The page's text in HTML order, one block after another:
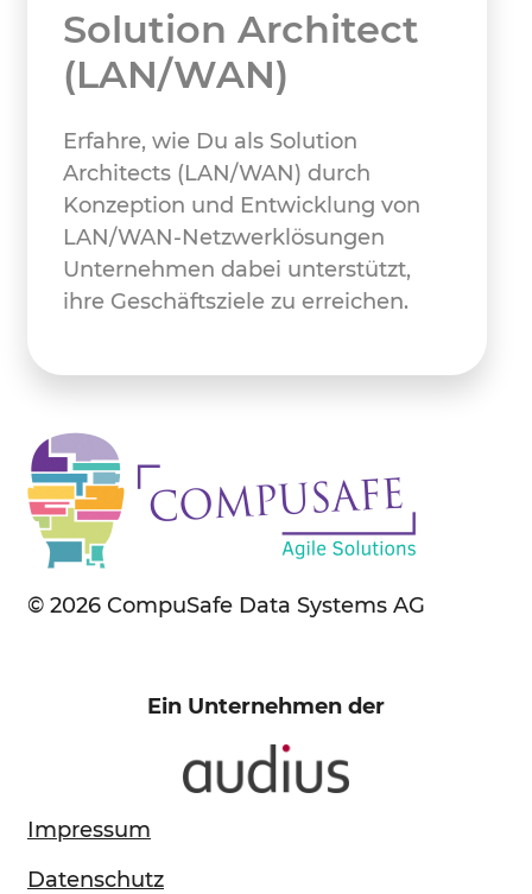
Solution Architect
(LAN/WAN)
Erfahre, wie Du als Solution
Architects (LAN/WAN) durch
Konzeption und Entwicklung von
LAN/WAN-Netzwerklösungen
Unternehmen dabei unterstützt,
ihre Geschäftsziele zu erreichen.
© 2026 CompuSafe Data Systems AG
Ein Unternehmen der
Impressum
Datenschutz